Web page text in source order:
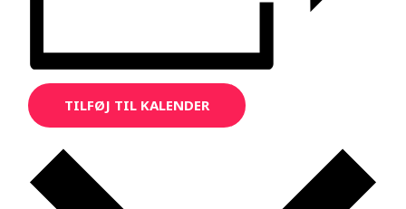
TILFØJ TIL KALENDER